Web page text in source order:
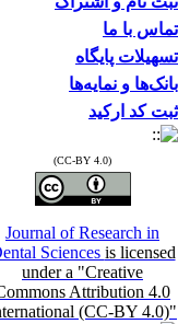
تماس با ما
تسهیلات پایگاه
بانک‌ها و نمایه‌ها
ثبت کد ارکید
(CC-BY 4.0)
Journal of Research in
Sciences is licensed
under a "Creative
Attribution 4.0
(CC-BY 4.0)"